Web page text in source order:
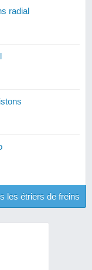
radial
les étriers de freins